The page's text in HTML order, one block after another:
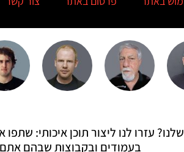
עזרו לנו ליצור תוכן איכותי:
בעמודים ובקבוצות שבהם